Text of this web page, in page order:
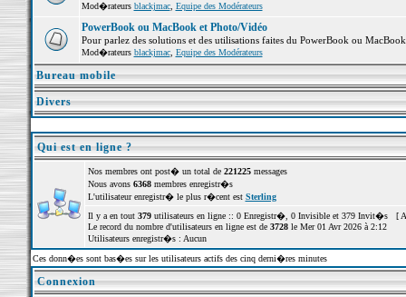
Mod�rateurs blackjmac, Equipe des Modérateurs
PowerBook ou MacBook et Photo/Vidéo
Pour parlez des solutions et des utilisations faites du PowerBook ou
Mod�rateurs blackjmac, Equipe des Modérateurs
Bureau mobile
Divers
Qui est en ligne ?
Nos membres ont post� un total de 221225messages
Nous avons 6368membres enregistr�s
L'utilisateur enregistr� le plus r�cent est Sterling
Il y a en tout 379utilisateurs en ligne :: 0 Enregistr�, 0 Invisible et 379 Invit�s [
Le record du nombre d'utilisateurs en ligne est de 3728le Mer 01 Avr 2026 à 2:12
Utilisateurs enregistr�s : Aucun
Ces donn�es sont bas�es sur les utilisateurs actifs des cinq derni�res minutes
Connexion